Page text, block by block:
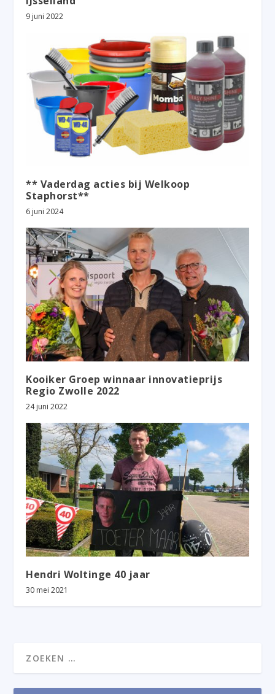
9 juni 2022
** Vaderdag acties bij Welkoop
Staphorst**
6 juni 2024
Kooiker Groep winnaar innovatieprijs
Regio Zwolle 2022
24 juni 2022
Hendri Woltinge 40 jaar
30 mei 2021